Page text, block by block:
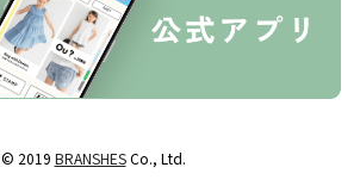
© 2019 BRANSHESCo., Ltd.